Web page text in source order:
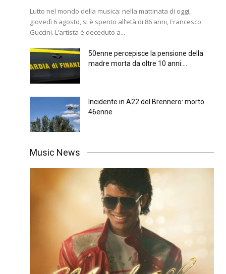
Lutto nel mondo della musica: nella mattinata di oggi,
giovedì 6 agosto, si è spento all’età di 86 anni, Francesco
Guccini. L’artista è deceduto a...
50enne percepisce la pensione della
madre morta da oltre 10 anni:...
Incidente in A22 del Brennero: morto
46enne
Music News